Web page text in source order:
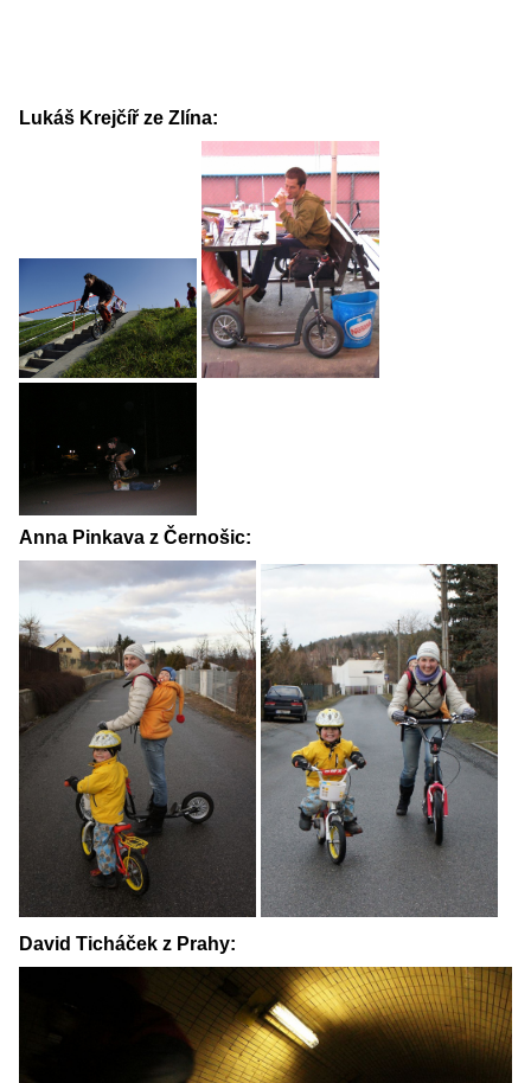
Lukáš Krejčíř ze Zlína:
Anna Pinkava z Černošic:
David Ticháček z Prahy: